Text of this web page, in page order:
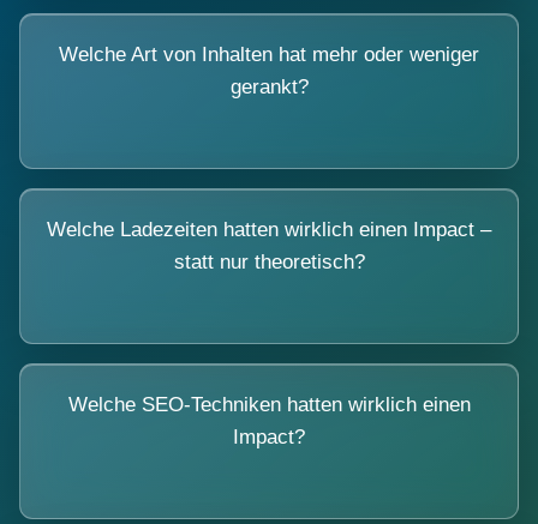
Welche Art von Inhalten hat mehr oder weniger
gerankt?
Welche Ladezeiten hatten wirklich einen Impact –
statt nur theoretisch?
Welche SEO-Techniken hatten wirklich einen
Impact?